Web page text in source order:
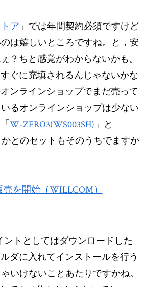
ア 」では年間契約必須ですけど
は嬉しいところですね。と，安
？ちと感覚がわからないかも。
ぐに充填されるんじゃないかな
ンラインショップでまだ売って
るオンラインショップは少ない
W-ZERO3(WS003SH) 」と
かとのセットもそのうちでますか
を開始（WILLCOM）
トとしてはダウンロードした
ダに入れてインストールを行う
いけないことあたりですかね。